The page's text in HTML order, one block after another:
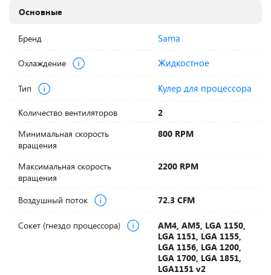
Основные
Бренд Sama
Охлаждение Жидкостное
Тип Кулер для процессора
Количество вентиляторов
2
Минимальная скорость
вращения
800 RPM
Максимальная скорость
вращения
2200 RPM
Воздушный поток 72.3 CFM
Сокет (гнездо процессора)
AM4, AM5, LGA 1150,
LGA 1151, LGA 1155,
LGA 1156, LGA 1200,
LGA 1700, LGA 1851,
LGA1151 v2